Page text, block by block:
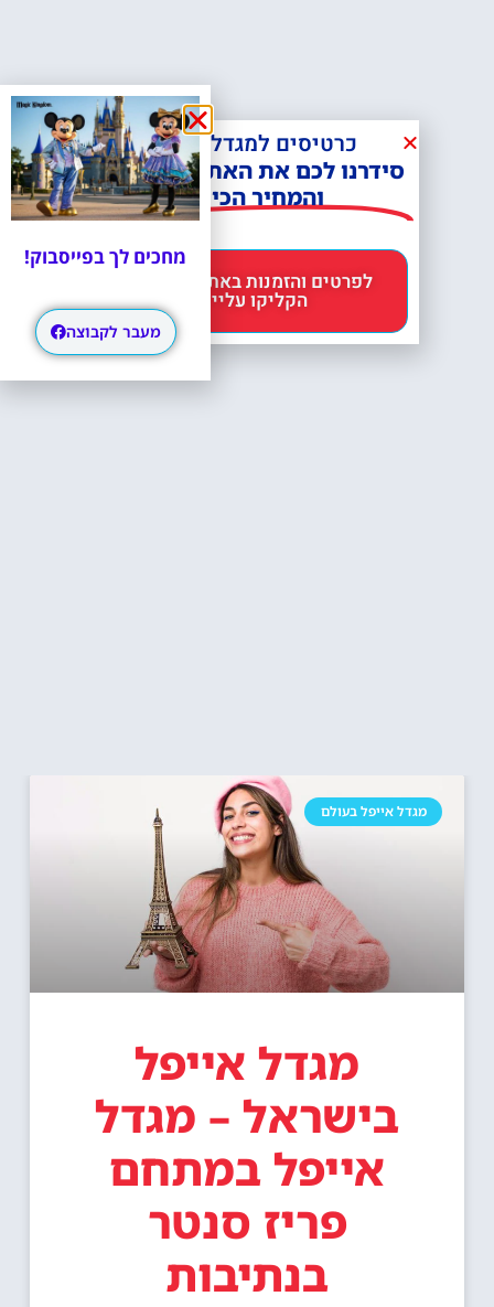
מגדל אייפל בעולם
מגדל אייפל
בישראל – מגדל
אייפל במתחם
פריז סנטר
בנתיבות
כרטיסים למגדל אייפל?
סידרנו לכם את האתר הכי אמין -
והמחיר הכי זול!
הקליקו עליי 😊
מחכים לך בפייסבוק!
מעבר לקבוצה